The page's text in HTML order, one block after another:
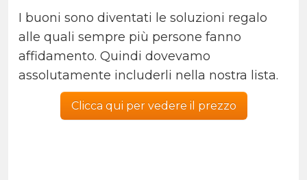
I buoni sono diventati le soluzioni regalo
alle quali sempre più persone fanno
affidamento. Quindi dovevamo
assolutamente includerli nella nostra lista.
Clicca qui per vedere il prezzo